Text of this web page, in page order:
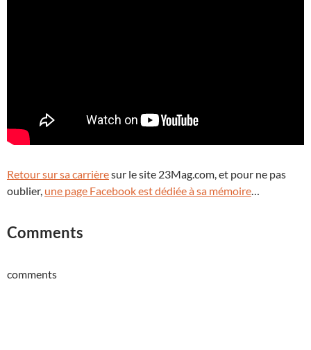
Retour sur sa carrièresur le site 23Mag.com, et pour ne pas
oublier, une page Facebook est dédiée à sa mémoire…
Comments
comments